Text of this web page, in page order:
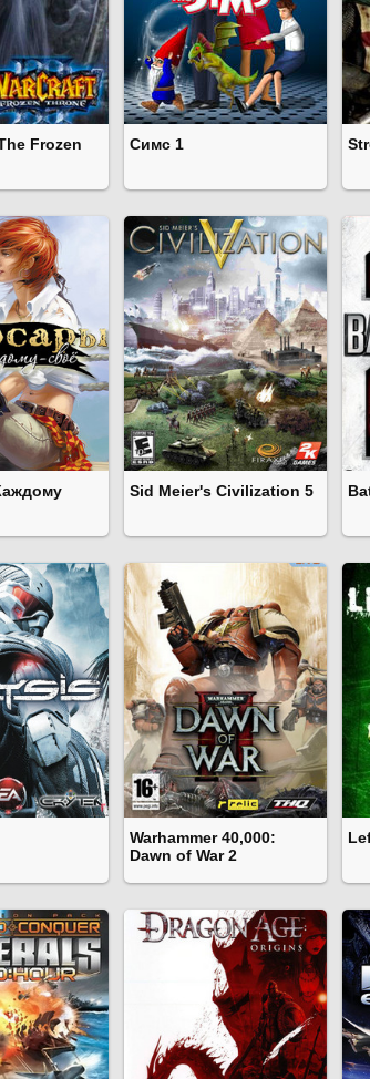
Frozen
Симс 1
Sid Meier's Civilization 5
Warhammer 40,000:
Dawn of War 2